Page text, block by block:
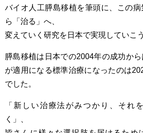
バイオ人工膵島移植を筆頭に、この
ら「治る」へ、
変えていく研究を日本で実現していこ
膵島移植は日本での2004年の成功か
が適用になる標準治療になったのは
でした。
「新しい治療法がみつかり、それ
く」、